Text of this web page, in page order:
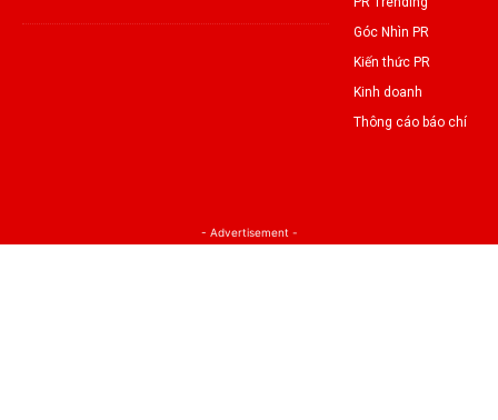
Góc Nhìn PR
Kiến thức PR
Kinh doanh
Thông cáo báo chí
- Advertisement -